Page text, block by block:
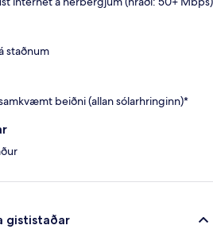
staðnum
beiðni (allan sólarhringinn)*
gististaðar